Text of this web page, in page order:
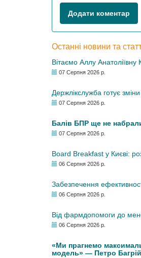
Додати коментар
Останні новини та
Вітаємо Аллу
07 Серпня 2026 р.
Держлікслужба готує
07 Серпня 2026 р.
Балів БПР ще не
07 Серпня 2026 р.
Board Breakfast у Києві:
06 Серпня 2026 р.
Забезпечення
06 Серпня 2026 р.
Від фармдопомоги до
06 Серпня 2026 р.
«Ми прагнемо
модель» — Петро Багрій